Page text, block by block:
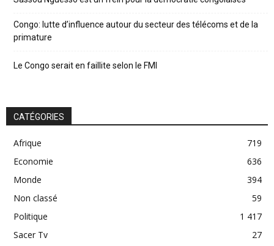
Congo: lutte d’influence autour du secteur des télécoms et de la
primature
Le Congo serait en faillite selon le FMI
CATÉGORIES
Afrique
719
Economie
636
Monde
394
Non classé
59
Politique
1 417
Sacer Tv
27